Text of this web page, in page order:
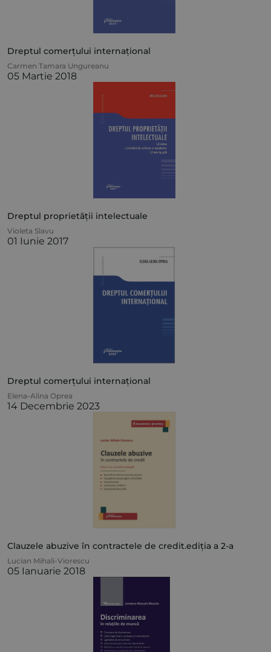
Dreptul comerțului internațional
Carmen Tamara Ungureanu
05 Martie 2018
Dreptul proprietății intelectuale
Violeta Slavu
01 Iunie 2017
Dreptul comerțului internațional
Elena-Alina Oprea
14 Decembrie 2023
Clauzele abuzive în contractele de credit.ediția a 2-a
Lucian Mihali-Viorescu
05 Ianuarie 2018